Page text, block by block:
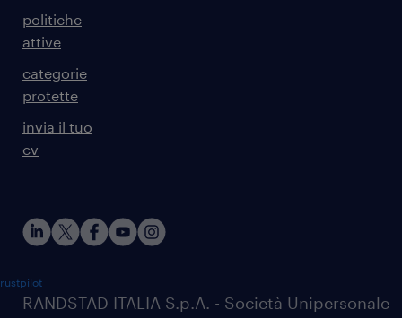
politiche
attive
categorie
protette
invia il tuo
cv
RANDSTAD ITALIA S.p.A. - Società Unipersonale